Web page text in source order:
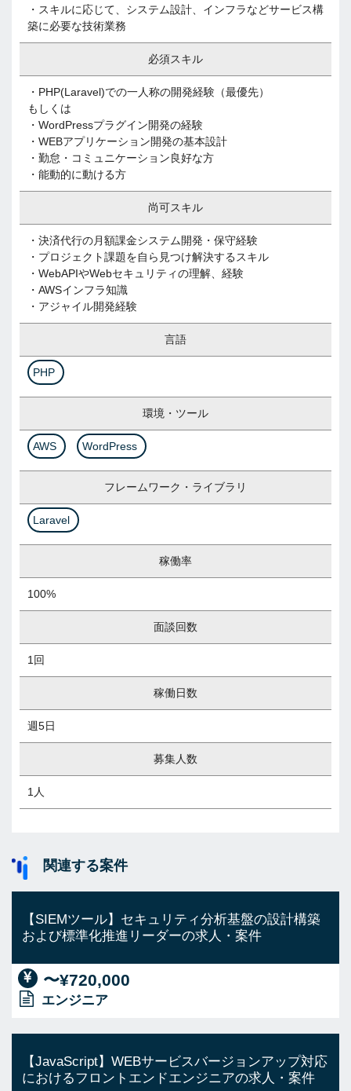
・スキルに応じて、システム設計、インフラなどサービス構
築に必要な技術業務
必須スキル
・PHP(Laravel)での一人称の開発経験（最優先）
もしくは
・WordPressプラグイン開発の経験
・WEBアプリケーション開発の基本設計
・勤怠・コミュニケーション良好な方
・能動的に動ける方
尚可スキル
・決済代行の月額課金システム開発・保守経験
・プロジェクト課題を自ら見つけ解決するスキル
・WebAPIやWebセキュリティの理解、経験
・AWSインフラ知識
・アジャイル開発経験
言語
PHP
環境・ツール
AWS WordPress
フレームワーク・ライブラリ
Laravel
稼働率
100%
面談回数
1回
稼働日数
週5日
募集人数
1人
関連する案件
【SIEMツール】セキュリティ分析基盤の設計構築
および標準化推進リーダーの求人・案件
〜¥720,000
エンジニア
【JavaScript】WEBサービスバージョンアップ対応
におけるフロントエンドエンジニアの求人・案件